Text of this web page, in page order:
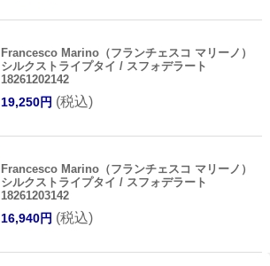
Francesco Marino（フランチェスコ マリーノ）
シルクストライプタイ / スフォデラート
18261202142
19,250円 (税込)
Francesco Marino（フランチェスコ マリーノ）
シルクストライプタイ / スフォデラート
18261203142
16,940円 (税込)